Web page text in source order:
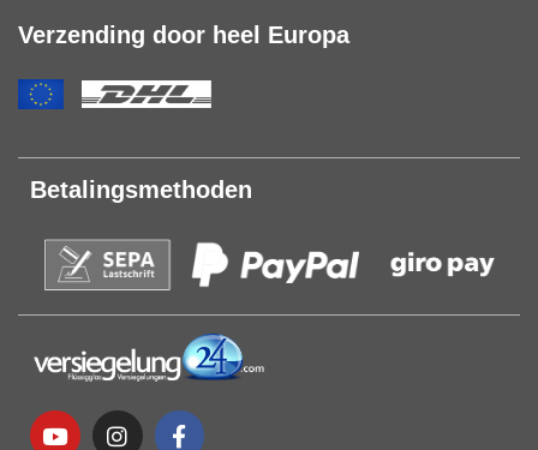
Verzending door heel Europa
Betalingsmethoden